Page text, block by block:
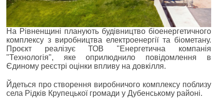
На Рівненщині планують будівництво біоенергетичного
комплексу з виробництва електроенергії та біометану.
Проєкт реалізує ТОВ "Енергетична компанія
"Технологія", яке оприлюднило повідомлення в
Єдиному реєстрі оцінки впливу на довкілля.
Йдеться про створення виробничого комплексу поблизу
села Рідків Крупецької громади у Дубенському районі.